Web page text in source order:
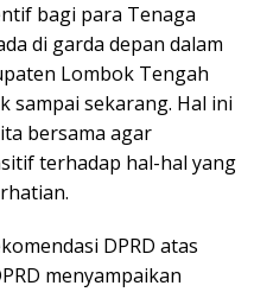
bagi para Tenaga
di garda depan dalam
Lombok Tengah
sampai sekarang. Hal ini
bersama agar
terhadap hal-hal yang
DPRD atas
menyampaikan